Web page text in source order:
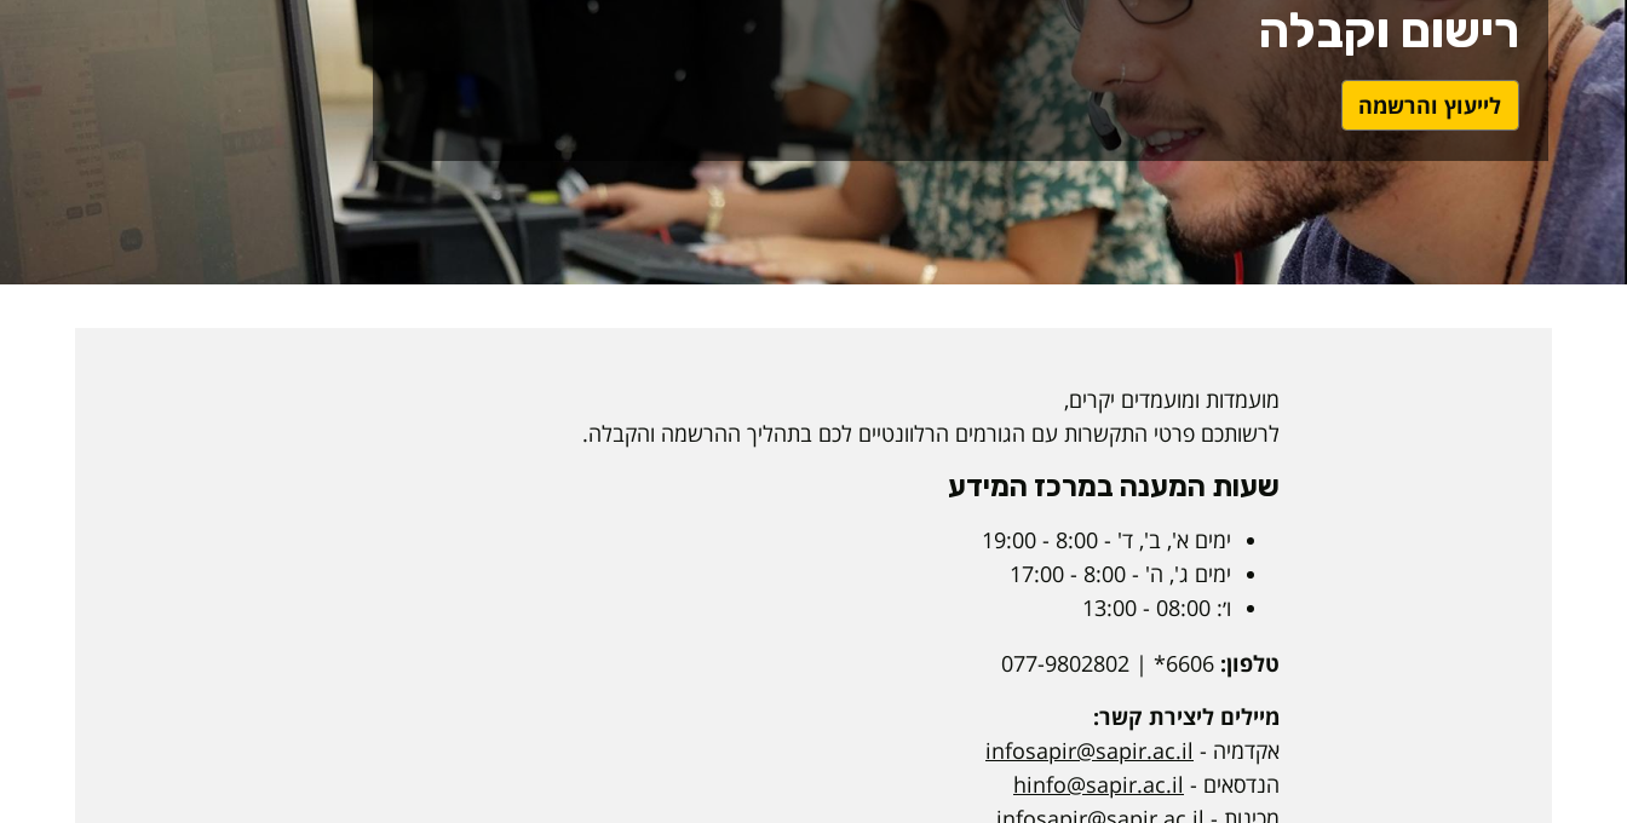
רישום וקבלה
לייעוץ והרשמה
מועמדות ומועמדים יקרים,
לרשותכם פרטי התקשרות עם הגורמים הרלוונטיים לכם בתהליך ההרשמה והקבלה.
שעות המענה במרכז המידע
ימים א', ב', ד' - 8:00 - 19:00
ימים ג', ה' - 8:00 - 17:00
ו׳: 08:00 - 13:00
טלפון: 6606* | 077-9802802
מיילים ליצירת קשר:
אקדמיה - infosapir@sapir.ac.il
הנדסאים - hinfo@sapir.ac.il